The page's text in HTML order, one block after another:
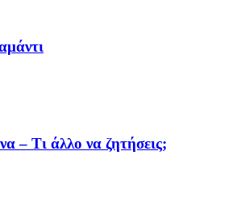
– Τι άλλο να ζητήσεις;